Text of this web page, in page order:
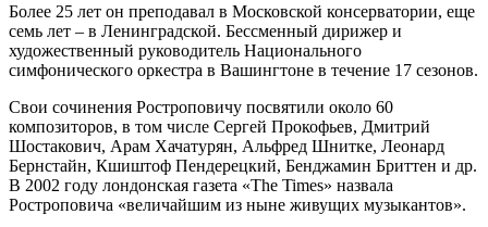
Более 25 лет он преподавал в Московской консерватории, еще
семь лет – в Ленинградской. Бессменный дирижер и
художественный руководитель Национального
симфонического оркестра в Вашингтоне в течение 17 сезонов.
Свои сочинения Ростроповичу посвятили около 60
композиторов, в том числе Сергей Прокофьев, Дмитрий
Шостакович, Арам Хачатурян, Альфред Шнитке, Леонард
Бернстайн, Кшиштоф Пендерецкий, Бенджамин Бриттен и др.
В 2002 году лондонская газета «The Times» назвала
Ростроповича «величайшим из ныне живущих музыкантов».